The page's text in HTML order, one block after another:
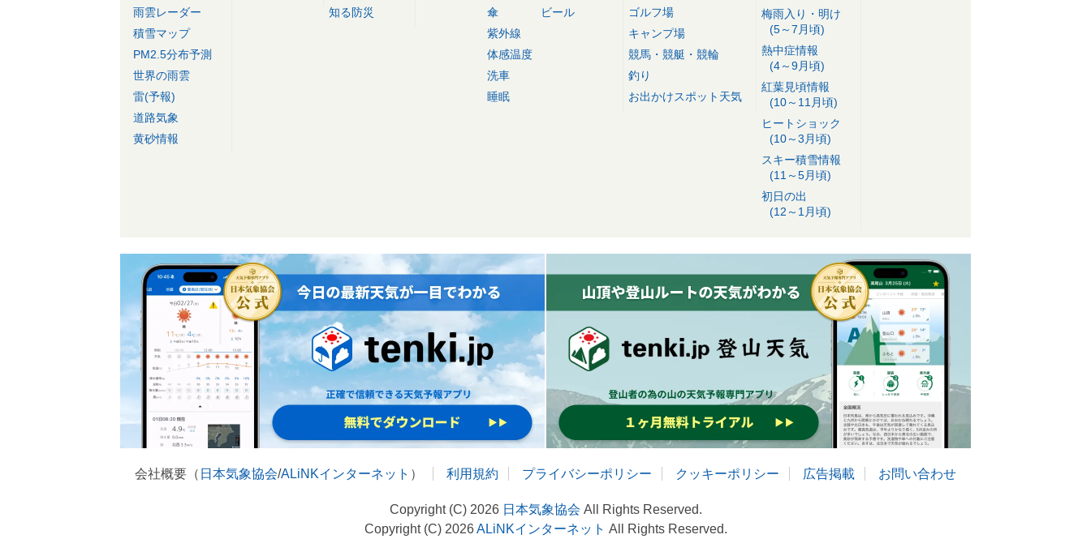
雨雲レーダー
積雪マップ
PM2.5分布予測
世界の雨雲
雷(予報)
道路気象
黄砂情報
知る防災
傘
紫外線
体感温度
洗車
睡眠
ビール
ゴルフ場
キャンプ場
競馬・競艇・競輪
釣り
お出かけスポット天気
梅雨入り・明け
(5～7月頃)
熱中症情報
(4～9月頃)
紅葉見頃情報
(10～11月頃)
ヒートショック
(10～3月頃)
スキー積雪情報
(11～5月頃)
初日の出
(12～1月頃)
会社概要（ 日本気象協会/ALiNKインターネット ） 利用規約 プライバシーポリシー クッキーポリシー 広告掲載 お問い合わせ
Copyright (C) 2026 日本気象協会 All Rights Reserved.
Copyright (C) 2026ALiNKインターネット All Rights Reserved.